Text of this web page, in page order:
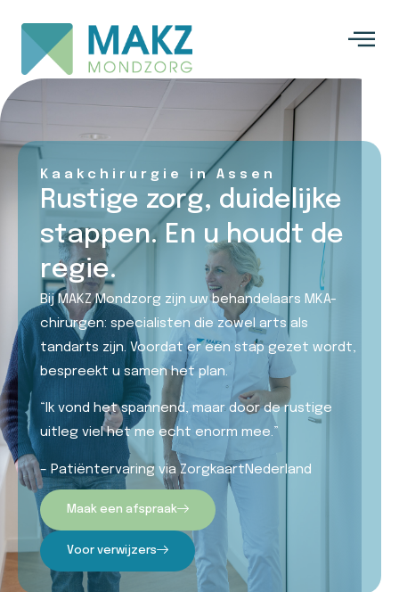
Kaakchirurgie in Assen
Rustige zorg, duidelijke
stappen. En u houdt de
regie.
Bij MAKZ Mondzorg zijn uw behandelaars MKA-
chirurgen: specialisten die zowel arts als
tandarts zijn. Voordat er een stap gezet wordt,
bespreekt u samen het plan.
“Ik vond het spannend, maar door de rustige
uitleg viel het me echt enorm mee.”
– Patiëntervaring via ZorgkaartNederland
Maak een afspraak
Voor verwijzers